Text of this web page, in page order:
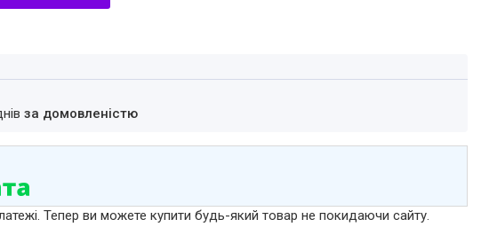
за домовленістю
Тепер ви можете купити будь-який товар не покидаючи сайту.